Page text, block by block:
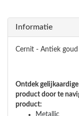
Informatie
Cernit - Antiek
Ontdek
product door te
product:
Metallic